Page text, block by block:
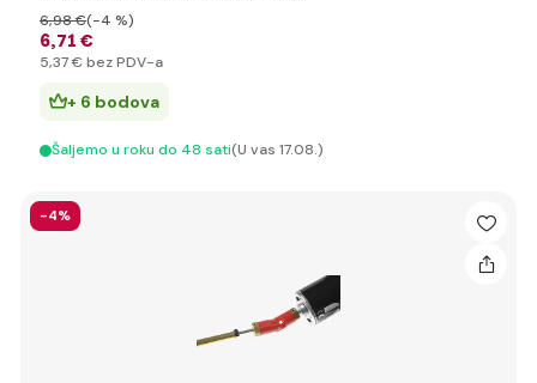
6,71 €
6,98 €(-4 %)
5,37 € bez PDV-a
+ 6 bodova
Šaljemo u roku do 48 sati(U vas 17.08.)
-4%